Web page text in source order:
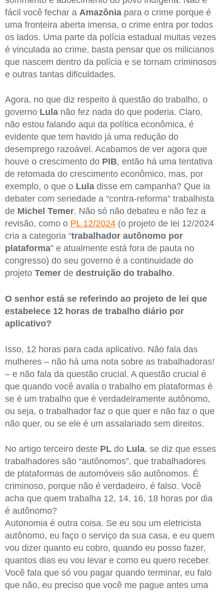
fácil você fechar a Amazônia para o crime porque é
uma fronteira aberta imensa, o crime entra por todos
os lados. Uma parte da polícia estadual muitas vezes
é vinculada ao crime, basta pensar que os milicianos
que nascem dentro da polícia e se tornam criminosos
e outras tantas dificuldades.
Agora, no que diz respeito à questão do trabalho, o
governo Lula não fez nada do que poderia. Claro,
não estou falando aqui da política econômica, é
evidente que tem havido já uma redução do
desemprego razoável. Acabamos de ver agora que
houve o crescimento do PIB, então há uma tentativa
de retomada do crescimento econômico, mas, por
exemplo, o que o Lula disse em campanha? Que ia
debater com seriedade a “contra-reforma” trabalhista
de Michel Temer. Não só não debateu e não fez a
revisão, como o PL 12/2024 (o projeto de lei 12/2024
cria a categoria “trabalhador autônomo por
plataforma” e atualmente está fora de pauta no
congresso) do seu governo é a continuidade do
projeto Temer de destruição do trabalho.
O senhor está se referindo ao projeto de lei que
estabelece 12 horas de trabalho diário por
aplicativo?
Isso, 12 horas para cada aplicativo. Não fala das
mulheres – não há uma nota sobre as trabalhadoras!
– e não fala da questão crucial. A questão crucial é
que quando você avalia o trabalho em plataformas é
se é um trabalho que é verdadeiramente autônomo,
ou seja, o trabalhador faz o que quer e não faz o que
não quer, ou se ele é um assalariado sem direitos.
No artigo terceiro deste PL do Lula, se diz que esses
trabalhadores são “autônomos”, que trabalhadores
de plataformas de automóveis são autônomos. É
criminoso, porque não é verdadeiro, é falso. Você
acha que quem trabalha 12, 14, 16, 18 horas por dia
é autônomo?
Autonomia é outra coisa. Se eu sou um eletricista
autônomo, eu faço o serviço da sua casa, e eu quem
vou dizer quanto eu cobro, quando eu posso fazer,
quantos dias eu vou levar e como eu quero receber.
Você fala que só vou pagar quando terminar, eu falo
que não, eu preciso que você me pague antes uma